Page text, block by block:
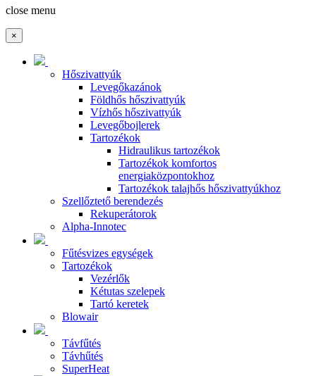
close menu
×
Hőszivattyúk
Levegőkazánok
Földhős hőszivattyúk
Vízhős hőszivattyúk
Levegőbojlerek
Tartozékok
Hidraulikus tartozékok
Tartozékok komfortos
energiaközpontokhoz
Tartozékok talajhős hőszivattyúkhoz
Szellőztető berendezés
Rekuperátorok
Alpha-Innotec
Fűtésvizes egységek
Tartozékok
Vezérlők
Kétutas szelepek
Tartó keretek
Blowair
Távfűtés
Távhűtés
SuperHeat